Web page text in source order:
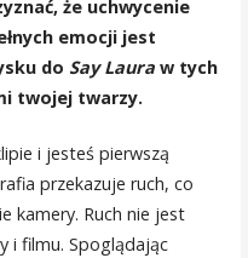
że uchwycenie
emocji jest
do Say Laura w tych
twojej twarzy.
i jesteś pierwszą
przekazuje ruch, co
kamery. Ruch nie jest
i filmu. Spoglądając